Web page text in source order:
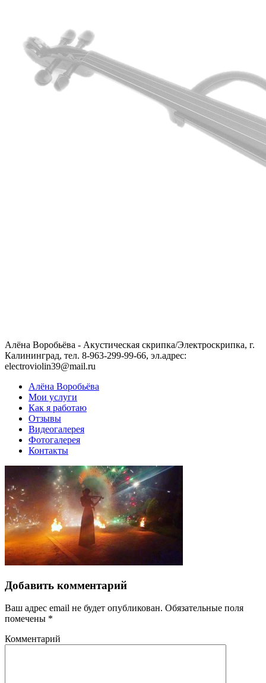
Алёна Воробьёва - Акустическая скрипка/Электроскрипка, г.
Калининград, тел. 8-963-299-99-66, эл.адрес:
electroviolin39@mail.ru
Алёна Воробьёва
Мои услуги
Как я работаю
Отзывы
Видеогалерея
Фотогалерея
Контакты
Добавить комментарий
Ваш адрес email не будет опубликован. Обязательные поля
помечены *
Комментарий